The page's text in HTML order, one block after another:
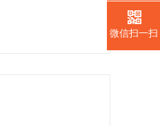
微信扫一扫